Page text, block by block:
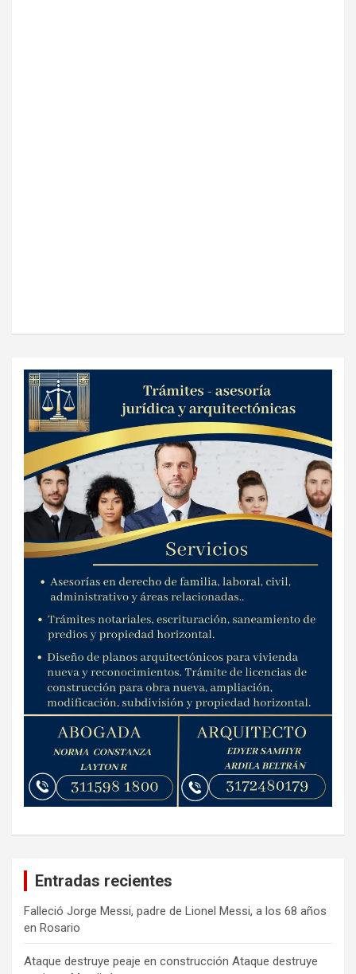
Entradas recientes
Falleció Jorge Messi, padre de Lionel Messi, a los 68 años
en Rosario
Ataque destruye peaje en construcción Ataque destruye